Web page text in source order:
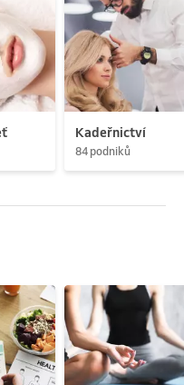
Kadeřnictví
84 podniků